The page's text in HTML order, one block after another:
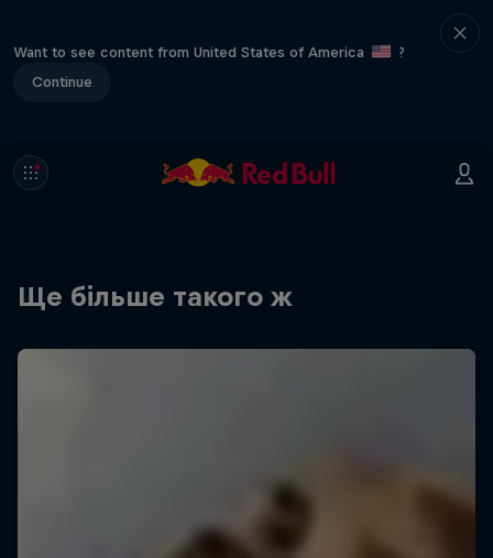
Want to see content from United States of America
?
Continue
Ще більше такого ж